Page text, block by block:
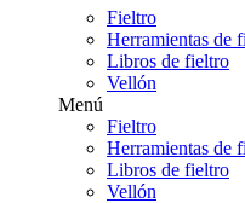
Fieltro
Herramientas de
Libros de fieltro
Vellón
Menú
Fieltro
Herramientas de
Libros de fieltro
Vellón